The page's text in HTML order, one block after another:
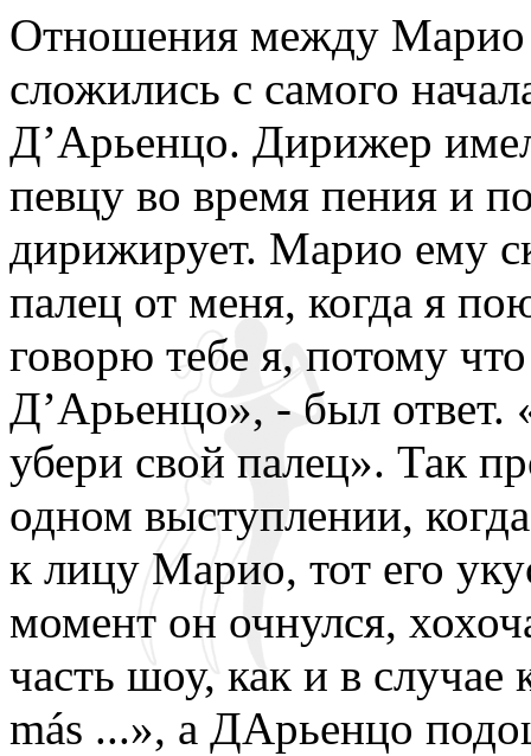
Отношения между Марио
сложились с самого
Д’Арьенцо. Дирижер
певцу во время пения и
дирижирует. Марио ему
палец от меня, когда я
говорю тебе я, потому
Д’Арьенцо», - был
убери свой палец». Так
одном выступлении,
к лицу Марио, тот его
момент он очнулся,
часть шоу, как и в случае
más ...», а ДАрьенцо